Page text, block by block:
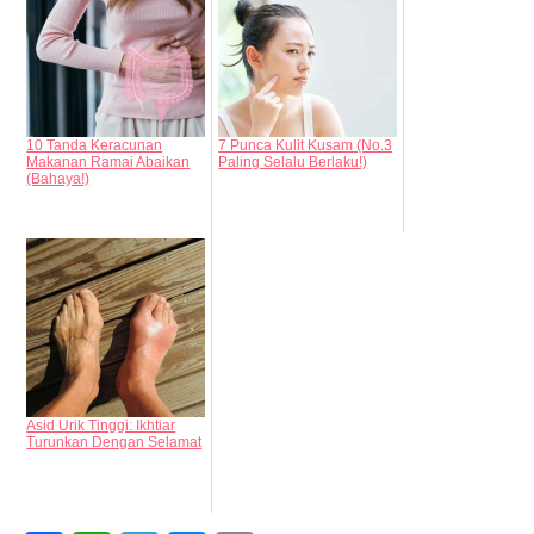
10 Tanda Keracunan
Makanan Ramai Abaikan
(Bahaya!)
7 Punca Kulit Kusam (No.3
Paling Selalu Berlaku!)
Asid Urik Tinggi: Ikhtiar
Turunkan Dengan Selamat